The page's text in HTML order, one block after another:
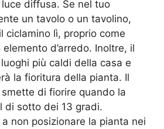
diffusa. Se nel tuo
un tavolo o un tavolino,
ciclamino lì, proprio come
d’arredo. Inoltre, il
più caldi della casa e
la fioritura della pianta. Il
di fiorire quando la
di sotto dei 13 gradi.
non posizionare la pianta nei